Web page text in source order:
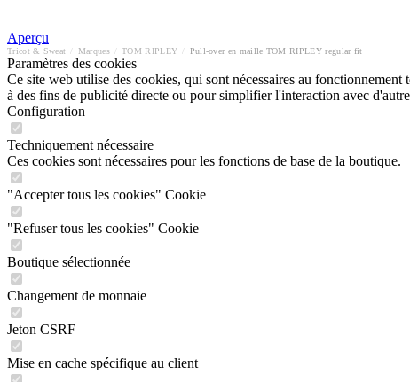
Aperçu
Tricot & Sweat Marques TOM RIPLEY Pull-over en maille TOM RIPLEY regular fit
Paramètres des cookies
Ce site web utilise des cookies, qui sont nécessaires au
à des fins de publicité directe ou pour simplifier l'interaction avec
Configuration
Techniquement nécessaire
Ces cookies sont nécessaires pour les fonctions de base de la boutique.
"Accepter tous les cookies" Cookie
"Refuser tous les cookies" Cookie
Boutique sélectionnée
Changement de monnaie
Jeton CSRF
Mise en cache spécifique au client